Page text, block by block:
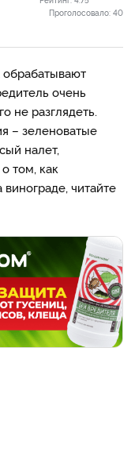
Проголосовало: 40
очень
не разглядеть.
– зеленоватые
налет,
том, как
читайте